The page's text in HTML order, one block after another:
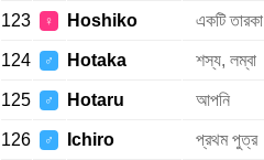
123 ♀ Hoshiko একটি তারকা
124 ♂ Hotaka শস্য, লম্বা
125 ♂ Hotaru আপনি
126 ♂ Ichiro প্রথম পুত্র